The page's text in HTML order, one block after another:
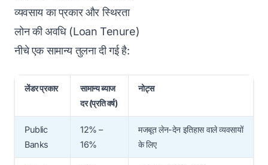
व्यवसाय का प्रकार और स्थिरता
लोन की अवधि (Loan Tenure)
नीचे एक सामान्य तुलना दी गई है:
लेंडर प्रकार
सामान्य ब्याज
दर (प्रति वर्ष)
नोट्स
Public
Banks
12% –
16%
मजबूत लेन-देन इतिहास वाले व्यवसायों
के लिए